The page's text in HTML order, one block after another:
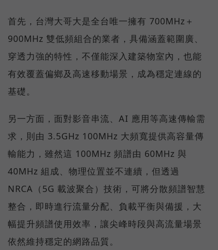
首先，台灣大哥大是全台唯一擁有 700MHz＋
900MHz 雙低頻組合的業者，具備涵蓋範圍廣、
穿透力強的特性，不僅能深入建築物室內，也能
有效覆蓋偏鄉及高速移動場景，成為穩定連線的
基礎。
另一方面，面對影音串流、AI 應用等高速傳輸需
求，則由 3.5GHz 100MHz 大頻寬提供高容量傳
輸能力，雖然這 100MHz 頻譜由 60MHz 與
40MHz 組成、物理位置並不連續，但透過
NRCA（5G 載波聚合）技術，可將分散頻譜智慧
整合，即時進行流量分配、負載平衡與備援，大
幅提升頻譜使用效率，讓尖峰時段與高流量場景
依然維持穩定的網路品質。